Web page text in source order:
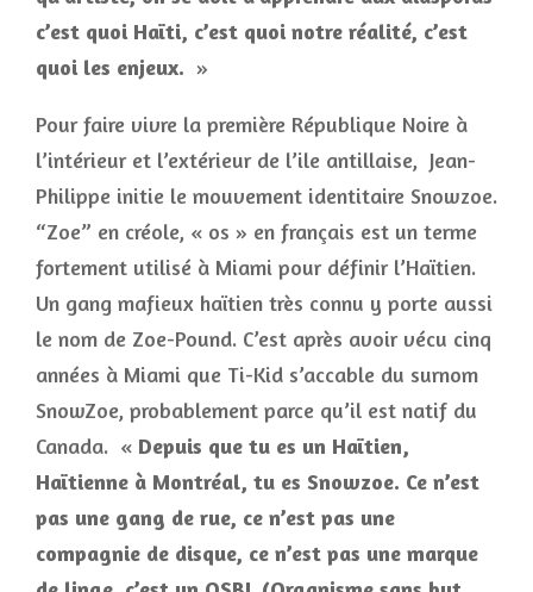
c’est quoi Haïti, c’est quoi notre réalité, c’est
quoi les enjeux. »
Pour faire vivre la première République Noire à
l’intérieur et l’extérieur de l’ile antillaise, Jean-
Philippe initie le mouvement identitaire Snowzoe.
“Zoe” en créole, « os » en français est un terme
fortement utilisé à Miami pour définir l’Haïtien.
Un gang mafieux haïtien très connu y porte aussi
le nom de Zoe-Pound. C’est après avoir vécu cinq
années à Miami que Ti-Kid s’accable du surnom
SnowZoe, probablement parce qu’il est natif du
Canada. « Depuis que tu es un Haïtien,
Haïtienne à Montréal, tu es Snowzoe. Ce n’est
pas une gang de rue, ce n’est pas une
compagnie de disque, ce n’est pas une marque